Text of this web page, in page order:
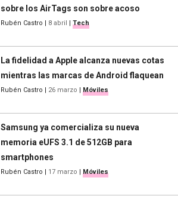
sobre los AirTags son sobre acoso
Rubén Castro | 8 abril | Tech
La fidelidad a Apple alcanza nuevas cotas
mientras las marcas de Android flaquean
Rubén Castro | 26 marzo | Móviles
Samsung ya comercializa su nueva
memoria eUFS 3.1 de 512GB para
smartphones
Rubén Castro | 17 marzo | Móviles